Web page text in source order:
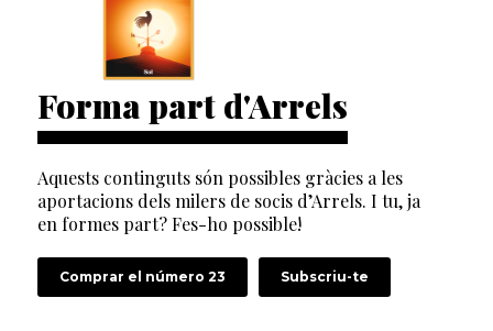
Forma part d'Arrels
Aquests continguts són possibles gràcies a les
aportacions dels milers de socis d’Arrels. I tu, ja
en formes part? Fes-ho possible!
Comprar el número 23 Subscriu-te